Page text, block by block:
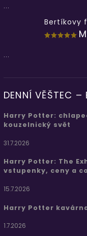
...
Bertíkovy
...
DENNÍ VĚŠTEC –
Harry Potter:
kouzelnický svět
31.7.2026
Harry Potter: The
vstupenky, ceny a
15.7.2026
Harry Potter
1.7.2026